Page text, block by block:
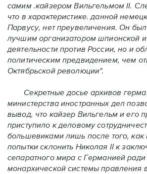
самим .кайзером Вильгельмом II.
что в характеристике. данной
Парвусу, нет преувеличения. Он был
лучшим организатором шпионской
деятельности против России, но и
политическим предвидением, чем
Октябрьской революции".
Секретные досье архивов
министерства иностранных дел
вывод, что кайзер Вильгельм и его
приступило к деловому
большевиками лишь после того, как
попытки склонить Николая II к
сепаратного мира с Германией
монархической системы правления